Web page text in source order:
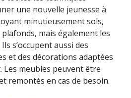
une nouvelle jeunesse à
minutieusement sols,
mais également les
Ils s’occupent aussi des
et des décorations adaptées
Les meubles peuvent être
remontés en cas de besoin.